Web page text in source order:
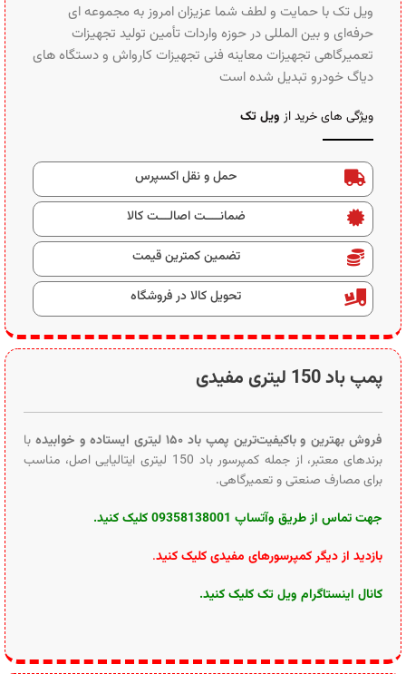
پمپ باد 150 لیتری مفیدی
فروش بهترین و باکیفیت‌ترین پمپ باد ۱۵۰ لیتری ایستاده و خوابیده
با
برندهای معتبر، از جمله کمپرسور باد 150 لیتری ایتالیایی اصل، مناسب
برای مصارف صنعتی و تعمیرگاهی.
جهت تماس از طریق وآتساپ 09358138001 کلیک کنید.
بازدید از دیگر کمپرسورهای مفیدی کلیک کنید.
کانال اینستاگرام ویل تک کلیک کنید.
ویل تک با حمایت و لطف شما عزیزان امروز به مجموعه ای
حرفه‌ای و بین‌ المللی در حوزه واردات تأمین تولید تجهیزات
تعمیرگاهی تجهیزات معاینه فنی تجهیزات کارواش و دستگاه های
دیاگ خودرو تبدیل شده است
ویژگی های خرید از ویل تک
حمل و نقل اکسپرس
ضمانــــت اصالـــت کالا
تضمین کمترین قیمت
تحویل کالا در فروشگاه